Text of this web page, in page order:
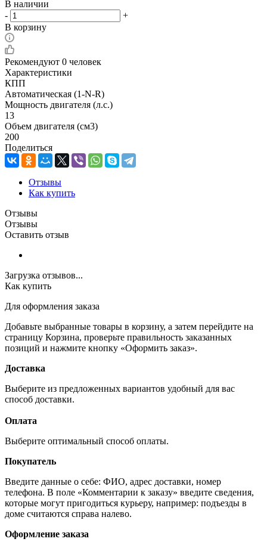
В наличии
-
+
В корзину
Рекомендуют 0 человек
Характеристики
КПП
Автоматическая (1-N-R)
Мощность двигателя (л.с.)
13
Объем двигателя (см3)
200
Поделиться
Отзывы
Как купить
Отзывы
Отзывы
Оставить отзыв
Загрузка отзывов...
Как купить
Для оформления заказа
Добавьте выбранные товары в корзину, а затем перейдите на
страницу Корзина, проверьте правильность заказанных
позиций и нажмите кнопку «Оформить заказ».
Доставка
Выберите из предложенных вариантов удобный для вас
способ доставки.
Оплата
Выберите оптимальный способ оплаты.
Покупатель
Введите данные о себе: ФИО, адрес доставки, номер
телефона. В поле «Комментарии к заказу» введите сведения,
которые могут пригодиться курьеру, например: подъезды в
доме считаются справа налево.
Оформление заказа